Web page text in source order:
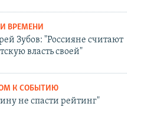
ВРЕМЕНИ
Зубов: "Россияне считают
власть своей"
К СОБЫТИЮ
не спасти рейтинг"